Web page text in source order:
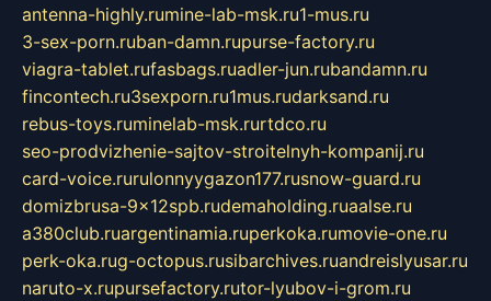
antenna-highly.rumine-lab-msk.ru1-mus.ru
3-sex-porn.ruban-damn.rupurse-factory.ru
viagra-tablet.rufasbags.ruadler-jun.rubandamn.ru
fincontech.ru3sexporn.ru1mus.rudarksand.ru
rebus-toys.ruminelab-msk.rurtdco.ru
seo-prodvizhenie-sajtov-stroitelnyh-kompanij.ru
card-voice.rurulonnyygazon177.rusnow-guard.ru
domizbrusa-9x12spb.rudemaholding.ruaalse.ru
a380club.ruargentinamia.ruperkoka.rumovie-one.ru
perk-oka.rug-octopus.rusibarchives.ruandreislyusar.ru
naruto-x.rupursefactory.rutor-lyubov-i-grom.ru